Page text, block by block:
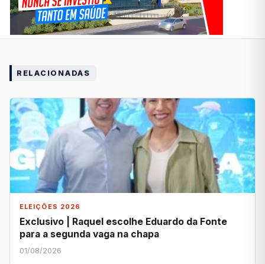
RELACIONADAS
ELEIÇÕES 2026
Exclusivo | Raquel escolhe Eduardo da Fonte
para a segunda vaga na chapa
01/08/2026